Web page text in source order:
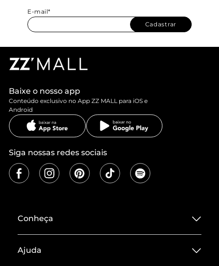
E-mail*
Cadastrar
Baixe o nosso app
Conteúdo exclusivo no App ZZ MALL para iOS e
Android
Siga nossas redes sociais
Conheça
Termos de Uso
Ajuda